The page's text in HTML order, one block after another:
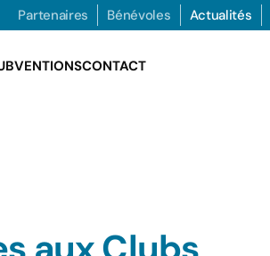
Partenaires Bénévoles Actualités
CONTACT